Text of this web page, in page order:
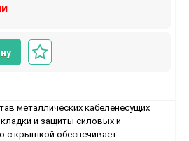
металлических кабеленесущих
и защиты силовых и
с крышкой обеспечивает